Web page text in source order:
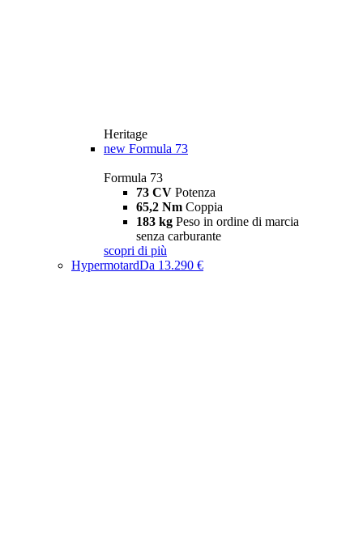
Heritage
new Formula 73
Formula 73
73 CV Potenza
65,2 Nm Coppia
183 kg Peso in ordine di marcia
senza carburante
scopri di più
HypermotardDa 13.290 €